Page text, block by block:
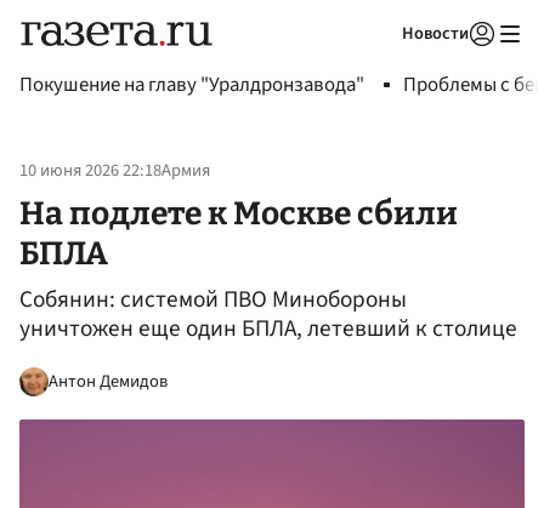
Новости
Покушение на главу "Уралдронзавода" Проблемы с
10 июня 2026 22:18Армия
На подлете к Москве сбили
БПЛА
Собянин: системой ПВО Минобороны
уничтожен еще один БПЛА, летевший к столице
Антон Демидов